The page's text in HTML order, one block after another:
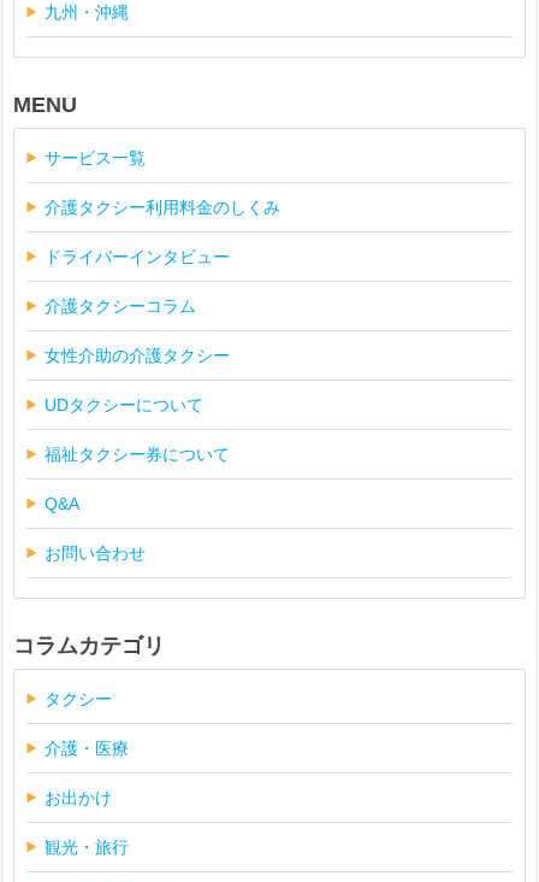
九州・沖縄
MENU
サービス一覧
介護タクシー利用料金のしくみ
ドライバーインタビュー
介護タクシーコラム
女性介助の介護タクシー
UDタクシーについて
福祉タクシー券について
Q&A
お問い合わせ
コラムカテゴリ
タクシー
介護・医療
お出かけ
観光・旅行